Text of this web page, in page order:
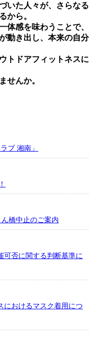
いた⼈々が、さらなる
から。
体感を味わうことで、
動き出し、本来の⾃分
トドアフィットネスに
せんか。
ブ 湘南」
橋中止のご案内
可否に関する判断基準に
におけるマスク着用につ